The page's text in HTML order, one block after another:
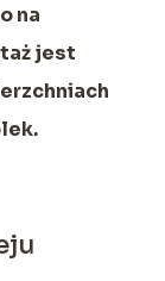
na
jest